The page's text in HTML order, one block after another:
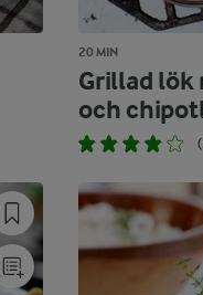
20 MIN
Grillad lök
och